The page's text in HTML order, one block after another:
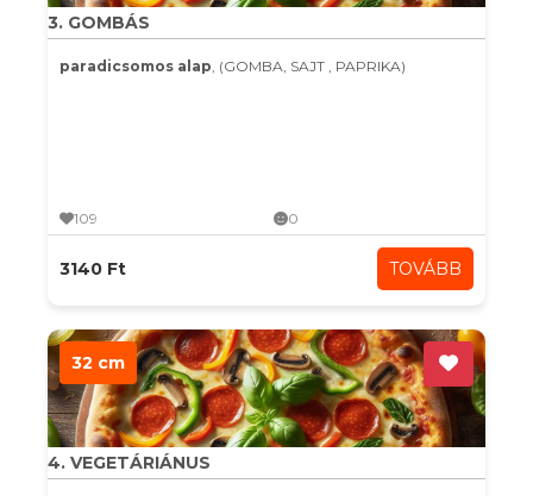
3. GOMBÁS
paradicsomos alap, (GOMBA, SAJT , PAPRIKA)
109 0
3140 Ft TOVÁBB
32 cm
4. VEGETÁRIÁNUS